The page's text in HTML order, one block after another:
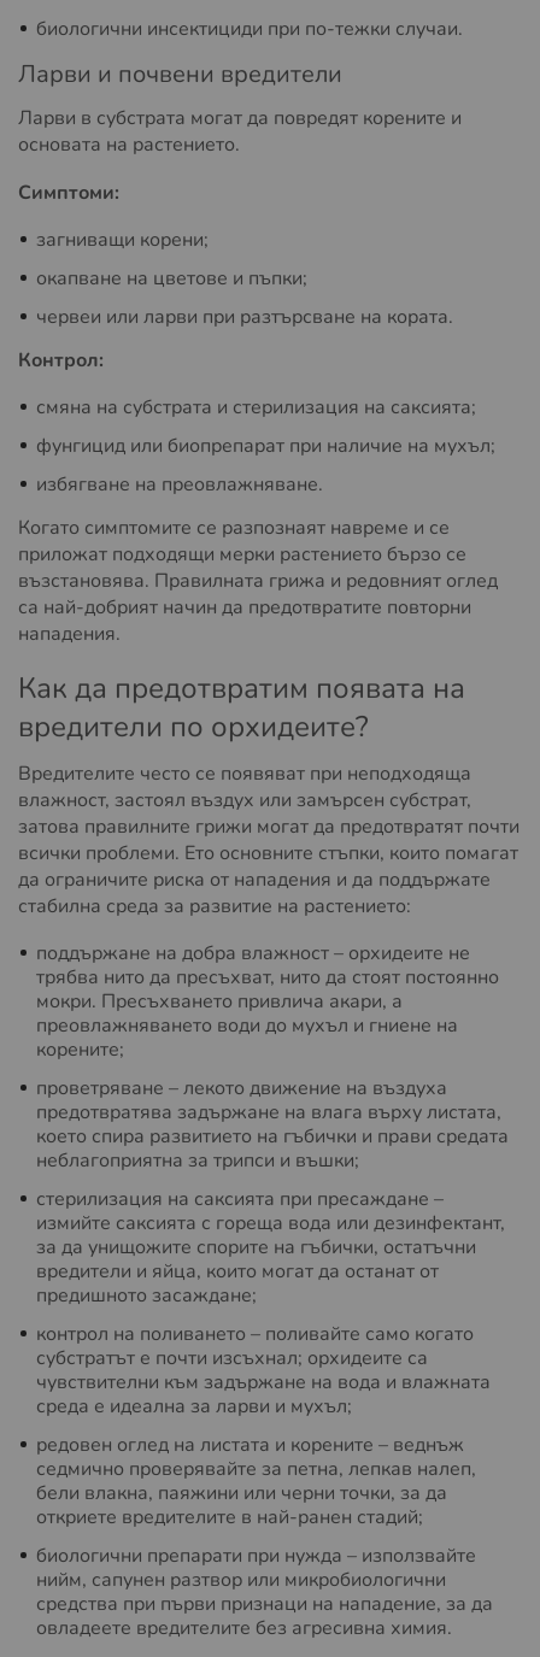
биологични инсектициди при по-тежки случаи.
Ларви и почвени вредители
Ларви в субстрата могат да повредят корените и
основата на растението.
Симптоми:
загниващи корени;
окапване на цветове и пъпки;
червеи или ларви при разтърсване на кората.
Контрол:
смяна на субстрата и стерилизация на саксията;
фунгицид или биопрепарат при наличие на мухъл;
избягване на преовлажняване.
Когато симптомите се разпознаят навреме и се
приложат подходящи мерки растението бързо се
възстановява. Правилната грижа и редовният оглед
са най-добрият начин да предотвратите повторни
нападения.
Как да предотвратим появата на
вредители по орхидеите?
Вредителите често се появяват при неподходяща
влажност, застоял въздух или замърсен субстрат,
затова правилните грижи могат да предотвратят почти
всички проблеми. Ето основните стъпки, които помагат
да ограничите риска от нападения и да поддържате
стабилна среда за развитие на растението:
поддържане на добра влажност – орхидеите не
трябва нито да пресъхват, нито да стоят постоянно
мокри. Пресъхването привлича акари, а
преовлажняването води до мухъл и гниене на
корените;
проветряване – лекото движение на въздуха
предотвратява задържане на влага върху листата,
което спира развитието на гъбички и прави средата
неблагоприятна за трипси и въшки;
стерилизация на саксията при пресаждане –
измийте саксията с гореща вода или дезинфектант,
за да унищожите спорите на гъбички, остатъчни
вредители и яйца, които могат да останат от
предишното засаждане;
контрол на поливането – поливайте само когато
субстратът е почти изсъхнал; орхидеите са
чувствителни към задържане на вода и влажната
среда е идеална за ларви и мухъл;
редовен оглед на листата и корените – веднъж
седмично проверявайте за петна, лепкав налеп,
бели влакна, паяжини или черни точки, за да
откриете вредителите в най-ранен стадий;
биологични препарати при нужда – използвайте
нийм, сапунен разтвор или микробиологични
средства при първи признаци на нападение, за да
овладеете вредителите без агресивна химия.